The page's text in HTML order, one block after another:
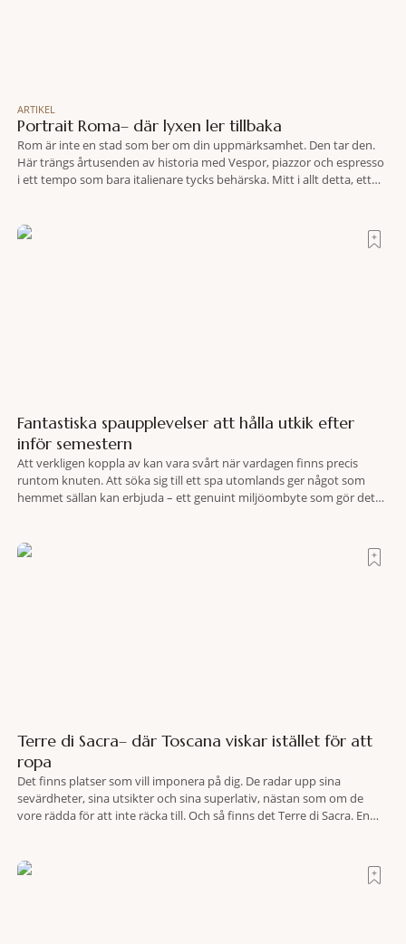
ARTIKEL
Portrait Roma– där lyxen ler tillbaka
Rom är inte en stad som ber om din uppmärksamhet. Den tar den.
Här trängs årtusenden av historia med Vespor, piazzor och espresso
i ett tempo som bara italienare tycks behärska. Mitt i allt detta, ett
Fantastiska spaupplevelser att hålla utkik efter
inför semestern
Att verkligen koppla av kan vara svårt när vardagen finns precis
runtom knuten. Att söka sig till ett spa utomlands ger något som
hemmet sällan kan erbjuda – ett genuint miljöombyte som gör det
Terre di Sacra– där Toscana viskar istället för att
ropa
Det finns platser som vill imponera på dig. De radar upp sina
sevärdheter, sina utsikter och sina superlativ, nästan som om de
vore rädda för att inte räcka till. Och så finns det Terre di Sacra. En